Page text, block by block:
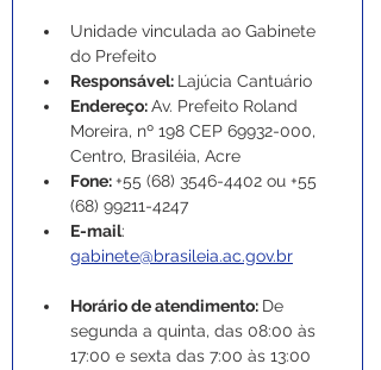
Unidade vinculada ao Gabinete
do Prefeito
Responsável: Lajúcia Cantuário
Endereço: Av. Prefeito Roland
Moreira, nº 198 CEP 69932-000,
Centro, Brasiléia, Acre
Fone: +55 (68) 3546-4402 ou +55
(68) 99211-4247
E-mail:
gabinete@brasileia.ac.gov.br
Horário de atendimento: De
segunda a quinta, das 08:00 às
17:00 e sexta das 7:00 às 13:00